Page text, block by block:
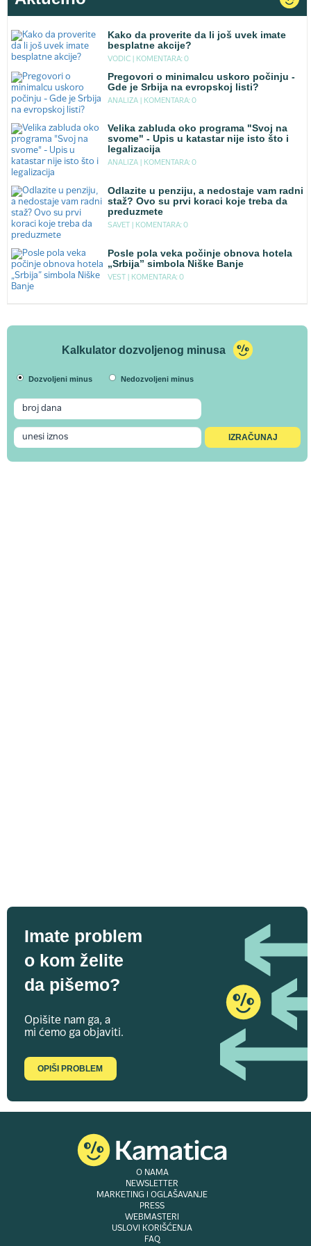
Kako da proverite da li još uvek imate
besplatne akcije?
VODIC | KOMENTARA: 0
Pregovori o minimalcu uskoro počinju -
Gde je Srbija na evropskoj listi?
ANALIZA | KOMENTARA: 0
Velika zabluda oko programa "Svoj na
svome" - Upis u katastar nije isto što i
legalizacija
ANALIZA | KOMENTARA: 0
Odlazite u penziju, a nedostaje vam radni
staž? Ovo su prvi koraci koje treba da
preduzmete
SAVET | KOMENTARA: 0
Posle pola veka počinje obnova hotela
„Srbija” simbola Niške Banje
VEST | KOMENTARA: 0
Kalkulator dozvoljenog minusa
Dozvoljeni minus Nedozvoljeni minus
Imate problem
o kom želite
da pišemo?
Opišite nam ga, a
mi ćemo ga objaviti.
OPIŠI PROBLEM
O NAMA
NEWSLETTER
MARKETING I OGLAŠAVANJE
PRESS
WEBMASTERI
USLOVI KORIŠĆENJA
FAQ